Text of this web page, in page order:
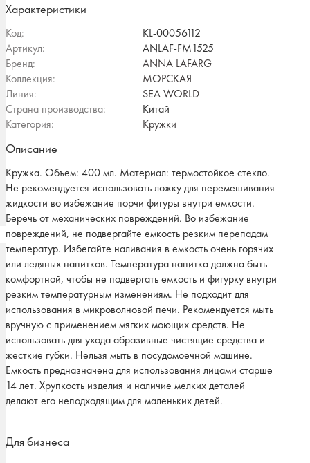
Характеристики
Код:
KL-00056112
Артикул:
ANLAF-FM1525
Бренд:
ANNA LAFARG
Коллекция:
МОРСКАЯ
Линия:
SEA WORLD
Страна производства:
Китай
Категория:
Кружки
Описание
Кружка. Объем: 400 мл. Материал: термостойкое стекло.
Не рекомендуется использовать ложку для перемешивания
жидкости во избежание порчи фигуры внутри емкости.
Беречь от механических повреждений. Во избежание
повреждений, не подвергайте емкость резким перепадам
температур. Избегайте наливания в емкость очень горячих
или ледяных напитков. Температура напитка должна быть
комфортной, чтобы не подвергать емкость и фигурку внутри
резким температурным изменениям. Не подходит для
использования в микроволновой печи. Рекомендуется мыть
вручную с применением мягких моющих средств. Не
использовать для ухода абразивные чистящие средства и
жесткие губки. Нельзя мыть в посудомоечной машине.
Емкость предназначена для использования лицами старше
14 лет. Хрупкость изделия и наличие мелких деталей
делают его неподходящим для маленьких детей.
Для бизнеса